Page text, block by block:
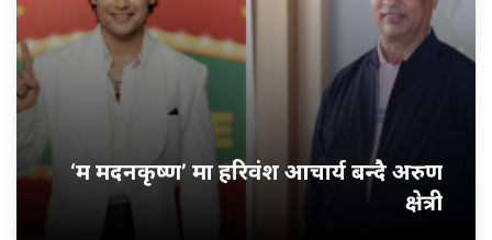
‘म मदनकृष्ण’ मा हरिवंश आचार्य बन्दै अरुण
क्षेत्री